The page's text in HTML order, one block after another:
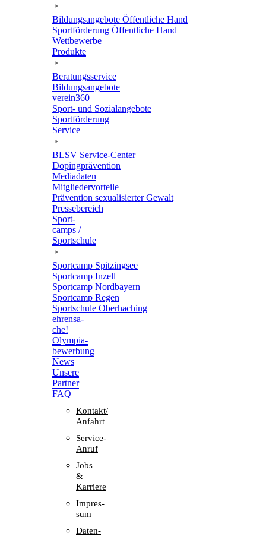
Bildungs­an­ge­bote Öffent­li­che Hand
Sport­för­de­rung Öffent­li­che Hand
Wett­be­werbe
Produkte
Bera­tungs­ser­vice
Bildungs­an­ge­bote
verein360
Sport- und Sozialangebote
Sport­för­de­rung
Service
BLSV Service-Center
Doping­prä­ven­tion
Media­da­ten
Mitglie­der­vor­teile
Präven­tion sexua­li­sier­ter Gewalt
Pres­se­be­reich
Sport­
camps /
Sportschule
Sport­camp Spitzingsee
Sport­camp Inzell
Sport­camp Nordbayern
Sport­camp Regen
Sport­schule Oberhaching
ehren­sa­
che!
Olym­pia­
be­wer­bung
News
Unsere
Part­ner
FAQ
Kontakt/​​
Anfahrt
Service-
Anruf
Jobs
&
Karriere
Impres­
sum
Daten­